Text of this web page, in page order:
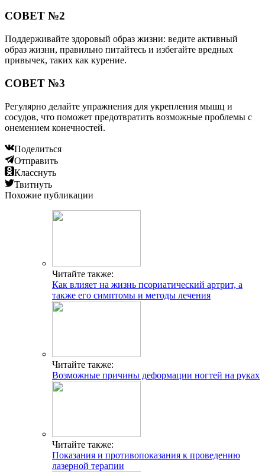
СОВЕТ №2
Поддерживайте здоровый образ жизни: ведите активный
образ жизни, правильно питайтесь и избегайте вредных
привычек, таких как курение.
СОВЕТ №3
Регулярно делайте упражнения для укрепления мышц и
сосудов, что поможет предотвратить возможные проблемы с
онемением конечностей.
Поделиться
Отправить
Класснуть
Твитнуть
Похожие публикации
Читайте также:
Как влияет на жизнь псориатический артрит, а
также его симптомы и методы лечения
Читайте также:
Возможные причины деформации ногтей на руках
Читайте также:
Показания и противопоказания к проведению
лазерной терапии